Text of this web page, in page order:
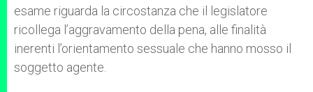
esame riguarda la circostanza che il legislatore
ricollega l’aggravamento della pena, alle finalità
inerenti l’orientamento sessuale che hanno mosso il
soggetto agente.